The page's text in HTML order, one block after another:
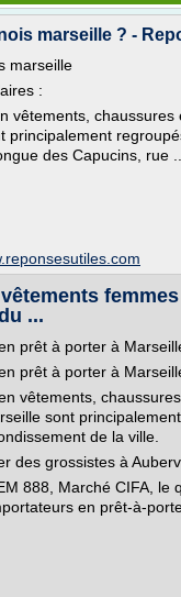
marseille ? -
marseille
:
vêtements, chaussures
principalement
des Capucins, rue
...
prêt à porter à
prêt à porter à
vêtements,
sont
de la ville.
des grossistes à
888, Marché CIFA, le
en prêt-à-